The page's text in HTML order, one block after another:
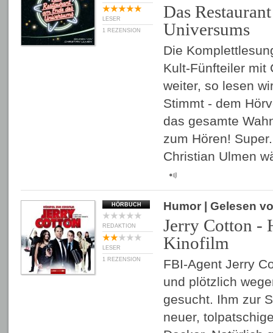
LESER
1 REZENSION
Das
Universums
Die
Kult-Fünfteiler mit
weiter, so lesen
Stimmt - dem
das gesamte
zum Hören!
Christian Ulmen
HÖRBUCH
REDAKTION
LESER
1 REZENSION
Humor | Gelesen
Jerry Cotton -
Kinofilm
FBI-Agent Jerry
und plötzlich
gesucht. Ihm zur
neuer,